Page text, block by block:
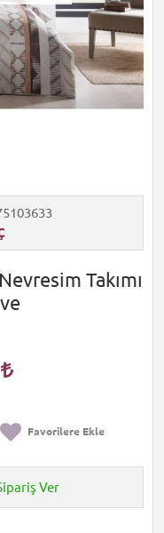
Takımı
Favorilere Ekle
Ver